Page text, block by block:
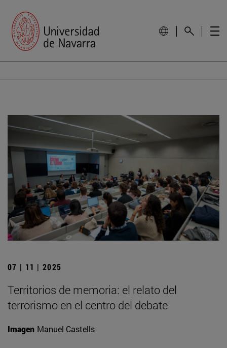
07 | 11 | 2025
Territorios de memoria: el relato del
terrorismo en el centro del debate
Imagen Manuel Castells